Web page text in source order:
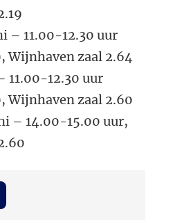
– 11.00-12.30 uur
Wijnhaven zaal 2.64
11.00-12.30 uur
Wijnhaven zaal 2.60
– 14.00-15.00 uur,